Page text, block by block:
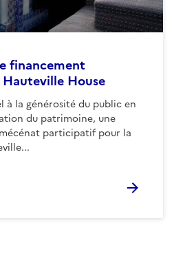
financement
House
à la générosité du public en
du patrimoine, une
participatif pour la